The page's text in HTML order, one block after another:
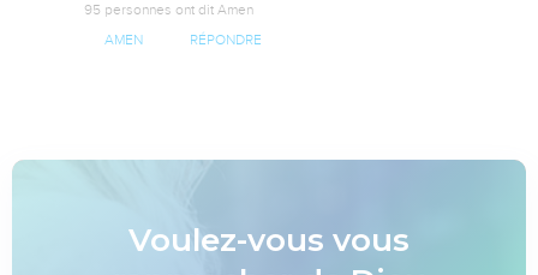
95 personnes ont dit Amen
AMEN RÉPONDRE
Voulez-vous vous